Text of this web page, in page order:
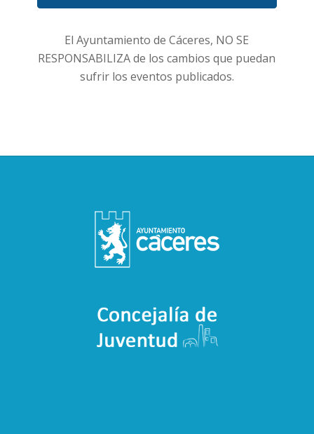
El Ayuntamiento de Cáceres, NO SE
RESPONSABILIZA de los cambios que puedan
sufrir los eventos publicados.